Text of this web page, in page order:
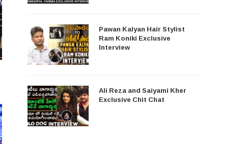
Pawan Kalyan Hair Stylist
Ram Koniki Exclusive
Interview
Ali Reza and Saiyami Kher
Exclusive Chit Chat